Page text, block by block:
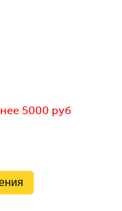
5000 руб